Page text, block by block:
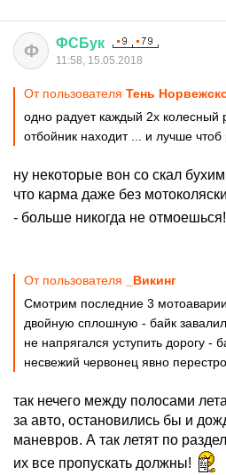
Ф ФСБук
11:58, 15.05.2018
От пользователя Тень
одно радует каждый 2х колесный
отбойник находит ... и лучше чтоб
ну некоторые вон со скал
что карма даже без
- больше никогда не отмоешься!
От пользователя
_Викинг
Смотрим последние 3
двойную сплошную - байк
не напрягался уступить дорогу -
несвежий червонец явно
так нечего между полосами
за авто, остановились бы и
маневров. А так летят по
их все пропускать должны!